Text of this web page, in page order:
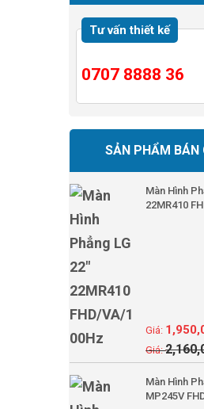
Tư vấn thiết kế
0707 8888 36
SẢN PHẨM BÁN
Màn Hình
22MR410
Màn Hình
MP245V